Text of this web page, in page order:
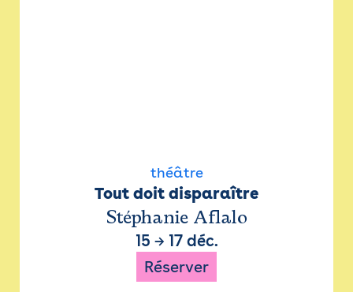
théâtre
Tout doit disparaître
Stéphanie Aflalo
15 → 17 déc.
Réserver